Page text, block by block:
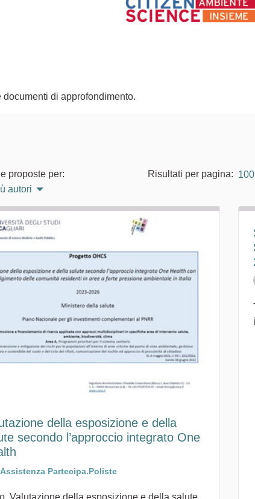
di approfondimento.
proposte per:
autori
Risultati per pagina: 100
della esposizione e della
secondo l’approccio integrato One
Assistenza Partecipa.Poliste
Valutazione della esposizione e della salute